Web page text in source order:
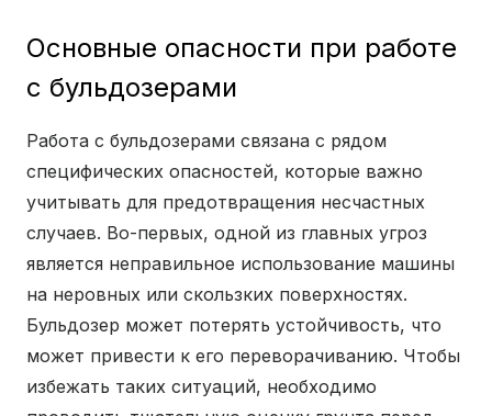
Основные опасности при работе
с бульдозерами
Работа с бульдозерами связана с рядом
специфических опасностей, которые важно
учитывать для предотвращения несчастных
случаев. Во-первых, одной из главных угроз
является неправильное использование машины
на неровных или скользких поверхностях.
Бульдозер может потерять устойчивость, что
может привести к его переворачиванию. Чтобы
избежать таких ситуаций, необходимо